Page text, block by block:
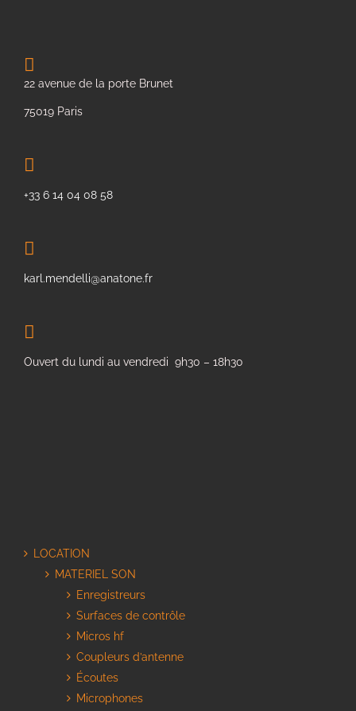
22 avenue de la porte Brunet
75019 Paris
+33 6 14 04 08 58
karl.mendelli@anatone.fr
Ouvert du lundi au vendredi 9h30 – 18h30
LOCATION
MATERIEL SON
Enregistreurs
Surfaces de contrôle
Micros hf
Coupleurs d’antenne
Écoutes
Microphones